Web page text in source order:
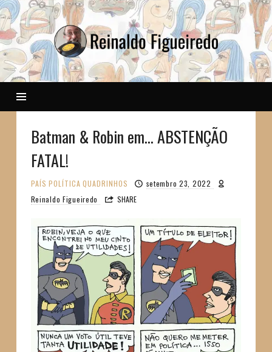
Reinaldo
Batman & Robin em… ABSTENÇÃO
FATAL!
PAÍS POLÍTICA QUADRINHOS
setembro 23, 2022
Reinaldo Figueiredo
SHARE